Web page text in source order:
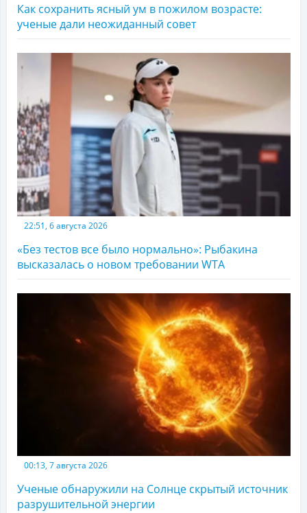
Как сохранить ясный ум в пожилом возрасте:
ученые дали неожиданный совет
22:51, 6 августа 2026
«Без тестов все было нормально»: Рыбакина
высказалась о новом требовании WTA
00:13, 7 августа 2026
Ученые обнаружили на Солнце скрытый источник
разрушительной энергии